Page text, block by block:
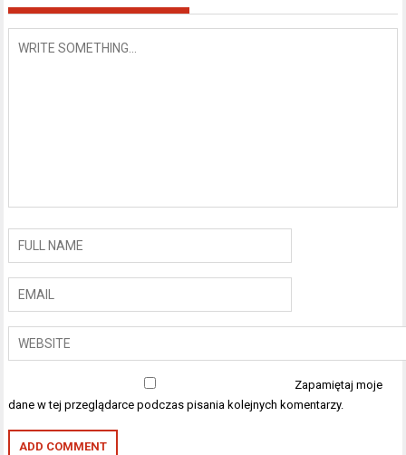
Zapamiętaj moje
dane w tej przeglądarce podczas pisania kolejnych komentarzy.